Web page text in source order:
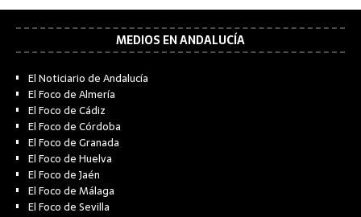
MEDIOS EN ANDALUCÍA
El Noticiario de Andalucía
El Foco de Almería
El Foco de Cádiz
El Foco de Córdoba
El Foco de Granada
El Foco de Huelva
El Foco de Jaén
El Foco de Málaga
El Foco de Sevilla